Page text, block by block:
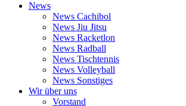
News
News Cachibol
News Jiu Jitsu
News Racketlon
News Radball
News Tischtennis
News Volleyball
News Sonstiges
Wir über uns
Vorstand